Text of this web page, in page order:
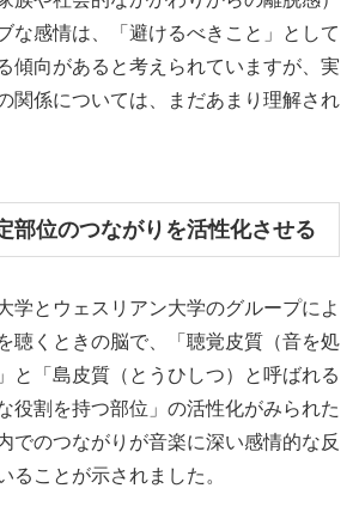
な感情は、「避けるべきこと」として
傾向があると考えられていますが、実
関係については、まだあまり理解され
部位のつながりを活性化させる
学とウェスリアン大学のグループによ
聴くときの脳で、「聴覚皮質（音を処
と「島皮質（とうひしつ）と呼ばれる
役割を持つ部位」の活性化がみられた
でのつながりが音楽に深い感情的な反
ることが示されました。